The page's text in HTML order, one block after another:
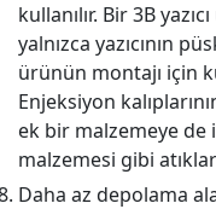
kullanılır. Bir 3B
yalnızca yazıcının
ürünün montajı için
Enjeksiyon
ek bir malzemeye de
malzemesi gibi
Daha az depolama